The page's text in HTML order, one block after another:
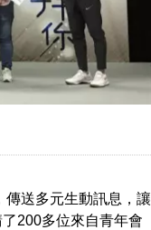
送多元生動訊息，讓
200多位來自青年會